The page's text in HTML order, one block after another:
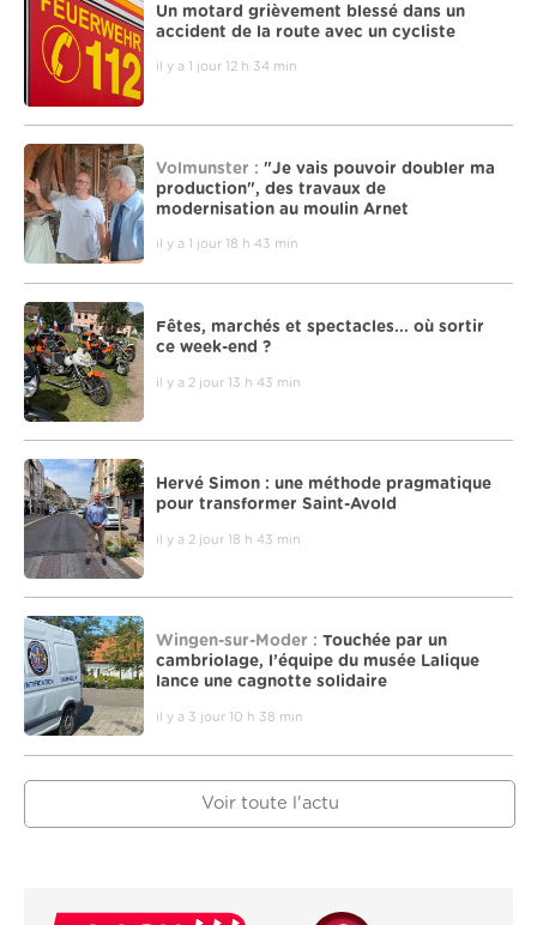
Un motard grièvement blessé dans un
accident de la route avec un cycliste
il y a 1 jour 12 h 34 min
Volmunster : "Je vais pouvoir doubler ma
production", des travaux de
modernisation au moulin Arnet
il y a 1 jour 18 h 43 min
Fêtes, marchés et spectacles... où sortir
ce week-end ?
il y a 2 jour 13 h 43 min
Hervé Simon : une méthode pragmatique
pour transformer Saint-Avold
il y a 2 jour 18 h 43 min
Wingen-sur-Moder : Touchée par un
cambriolage, l’équipe du musée Lalique
lance une cagnotte solidaire
il y a 3 jour 10 h 38 min
Voir toute l'actu